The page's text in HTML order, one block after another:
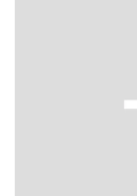
Previous